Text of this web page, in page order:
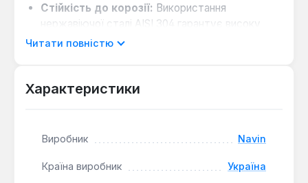
Стійкість до корозії: Використання
нержавіючої сталі AISI 304 гарантує високу
опірність до корозійних процесів, що є
Рушникосушка розрахована на робочий тиск до
систем.
передбачає встановлення електричного ТЕНу,
Читати повністю
Характеристики
Виробник Navin
Країна виробник Україна